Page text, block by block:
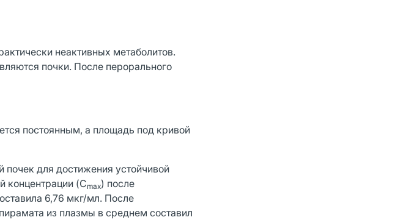
неактивных метаболитов.
почки. После перорального
постоянным, а площадь под кривой
почек для достижения устойчивой
концентрации (Cmax) после
6,76 мкг/мл. После
из плазмы в среднем составил